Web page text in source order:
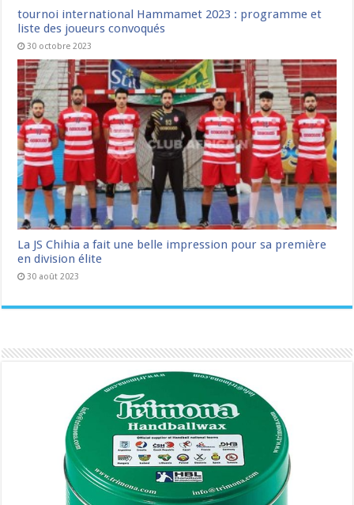
tournoi international Hammamet 2023 : programme et
liste des joueurs convoqués
30 octobre 2023
La JS Chihia a fait une belle impression pour sa première
en division élite
30 août 2023